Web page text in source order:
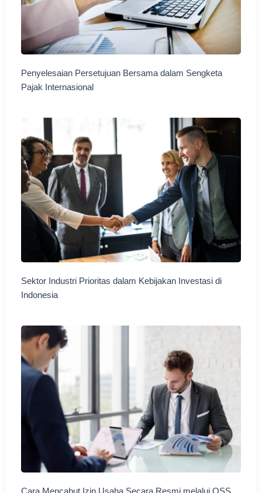
Penyelesaian Persetujuan Bersama dalam Sengketa
Pajak Internasional
Sektor Industri Prioritas dalam Kebijakan Investasi di
Indonesia